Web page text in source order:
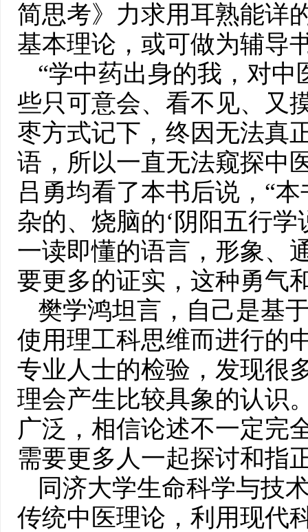
简思考》力求用耳熟能详
基本理论，或可做为辅导
“学中药出身的我，对
些只可意会、看不见、又
枣方式记下，终因无法真
语，所以一直无法窥探中
吕勇均看了本书后说，“
杂的、烧脑的‘阴阳五行
一读即懂的语言，形象、
要更多的证实，这种勇气
樊学鸿坦言，自己是基
使用理工科思维而进行的
专业人士的检验，发现很
理会产生比较具象的认识
广泛，相信论述不一定完
需要更多人一起探讨和指
同济大学生命科学与技
传统中医理论，利用现代